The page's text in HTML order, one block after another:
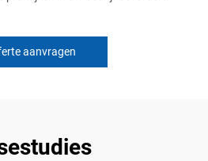
aanvragen